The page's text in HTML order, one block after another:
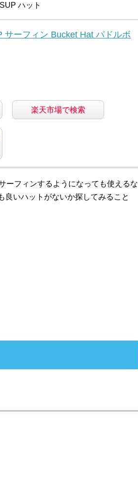
ハット
サーフィン Bucket Hat パドルボ
楽天市場で検索
ーフィンするようになっても使えるな
良いハットがないか探してみること